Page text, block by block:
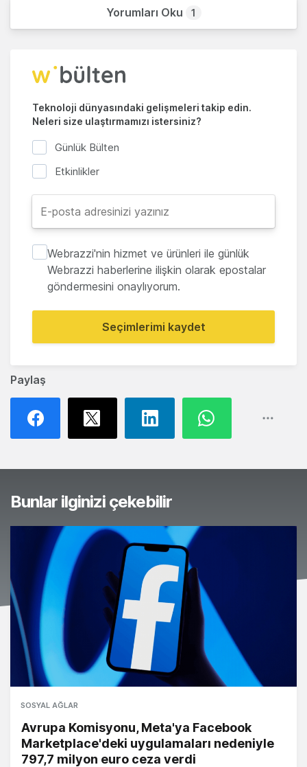
Paylaş
Yorumları Oku 1
Teknoloji dünyasındaki gelişmeleri takip edin.
Neleri size ulaştırmamızı istersiniz?
Günlük Bülten
Etkinlikler
Webrazzi'nin hizmet ve ürünleri ile günlük
Webrazzi haberlerine ilişkin olarak epostalar
göndermesini onaylıyorum.
Seçimlerimi kaydet
Bunlar ilginizi çekebilir
SOSYAL AĞLAR
Avrupa Komisyonu, Meta'ya Facebook
Marketplace'deki uygulamaları nedeniyle
797,7 milyon euro ceza verdi